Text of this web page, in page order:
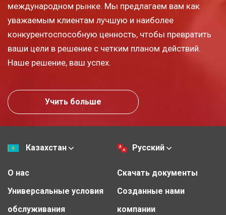
международном рынке. Мы предлагаем вам как
уважаемым клиентам лучшую и наиболее
конкурентоспособную ценность, чтобы превратить
ваши цели в решение с четким планом действий.
Наше решение, ваш успех.
Учить больше
Казахстан Русский
О нас
Универсальные условия
обслуживания
Скачать документы
Созданные нами
компании